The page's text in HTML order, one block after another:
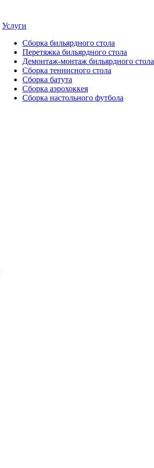
Услуги
Сборка бильярдного стола
Перетяжка бильярдного стола
Демонтаж-монтаж бильярдного
Сборка теннисного стола
Сборка батута
Сборка аэрохоккея
Сборка настольного футбола